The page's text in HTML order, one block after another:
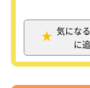
1
気にな
に